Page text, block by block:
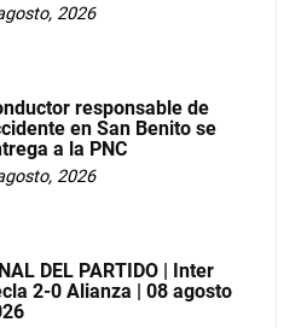
2026
responsable de
en San Benito se
a la PNC
2026
DEL PARTIDO | Inter
2-0 Alianza | 08 agosto